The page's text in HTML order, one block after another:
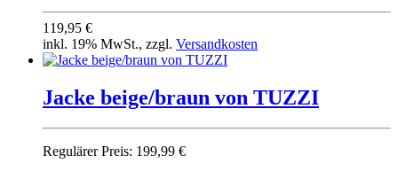
119,95 €
inkl. 19% MwSt., zzgl. Versandkosten
Jacke beige/braun von TUZZI
Regulärer Preis: 199,99 €